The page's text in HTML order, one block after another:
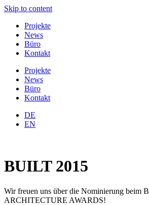
Skip to content
Projekte
News
Büro
Kontakt
Projekte
News
Büro
Kontakt
DE
EN
BUILT 2015
Wir freuen uns über die Nominierung beim
ARCHITECTURE AWARDS!